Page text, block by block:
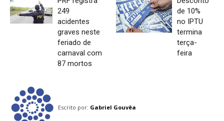
249
acidentes
graves neste
feriado de
carnaval com
87 mortos
de 10%
no IPTU
termina
terça-
feira
Escrito por: Gabriel Gouvêa